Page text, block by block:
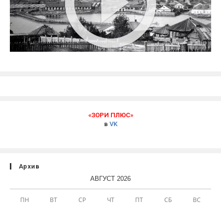
«ЗОРИ ПЛЮС»
в VK
Архив
АВГУСТ 2026
ПН ВТ СР ЧТ ПТ СБ ВС